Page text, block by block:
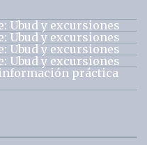
Ubud y excursiones
Ubud y excursiones
Ubud y excursiones
Ubud y excursiones
práctica